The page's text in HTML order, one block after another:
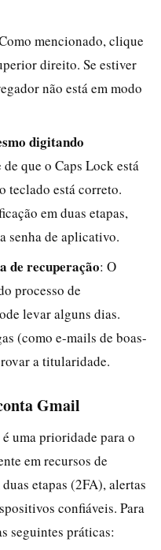
mencionado, clique
direito. Se estiver
não está em modo
digitando
que o Caps Lock está
teclado está correto.
em duas etapas,
senha de aplicativo.
de recuperação: O
processo de
levar alguns dias.
(como e-mails de boas-
a titularidade.
Gmail
uma prioridade para o
em recursos de
etapas (2FA), alertas
confiáveis. Para
seguintes práticas: